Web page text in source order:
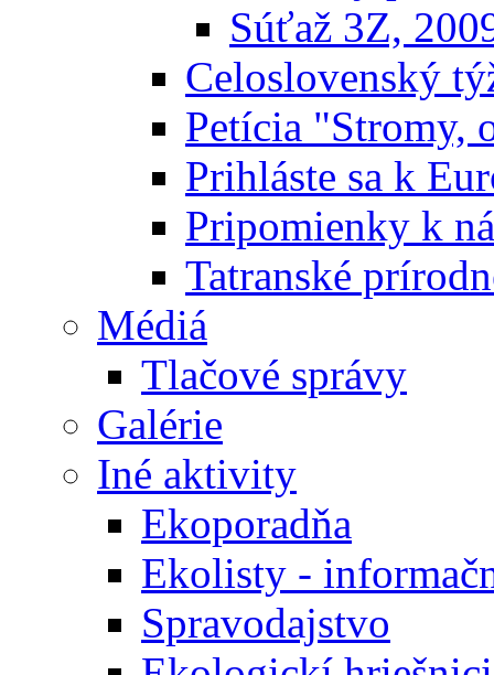
Súťaž 3Z,
Celoslovenský
Petícia "Stromy,
Prihláste sa k
Pripomienky k
Tatranské
Médiá
Tlačové správy
Galérie
Iné aktivity
Ekoporadňa
Ekolisty -
Spravodajstvo